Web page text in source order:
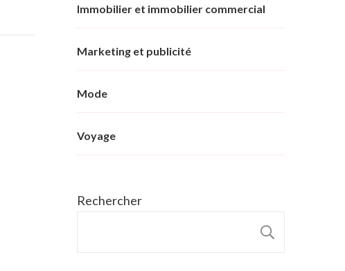
Immobilier et immobilier commercial
Marketing et publicité
Mode
Voyage
Rechercher